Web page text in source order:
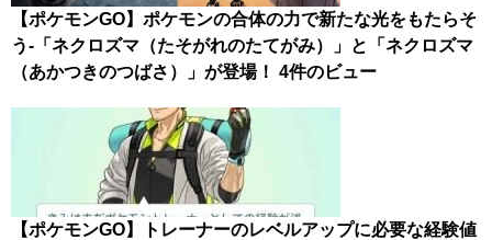
【ポケモンGO】ポケモンの合体の力で新たな光をもたらそ
う-「ネクロズマ（たそがれのたてがみ）」と「ネクロズマ
（あかつきのつばさ）」が登場！ 4件のビュー
【ポケモンGO】トレーナーのレベルアップに必要な経験値